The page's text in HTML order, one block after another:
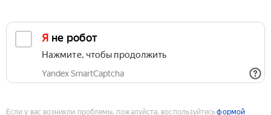
Я не робот
Нажмите, чтобы продолжить
Yandex SmartCaptcha
Если у вас возникли проблемы, пожалуйста, воспользуйтесьформой